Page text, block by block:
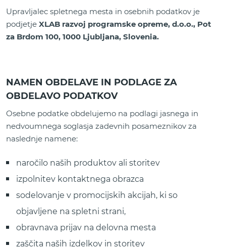
Upravljalec spletnega mesta in osebnih podatkov je
podjetje XLAB razvoj programske opreme, d.o.o., Pot
za Brdom 100, 1000 Ljubljana, Slovenia.
NAMEN OBDELAVE IN PODLAGE ZA
OBDELAVO PODATKOV
Osebne podatke obdelujemo na podlagi jasnega in
nedvoumnega soglasja zadevnih posameznikov za
naslednje namene:
naročilo naših produktov ali storitev
izpolnitev kontaktnega obrazca
sodelovanje v promocijskih akcijah, ki so
objavljene na spletni strani,
obravnava prijav na delovna mesta
zaščita naših izdelkov in storitev